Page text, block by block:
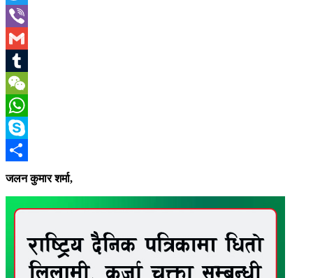
Twitter
Viber
Gmail
Tumblr
WeChat
WhatsApp
Skype
Share
जलन कुमार शर्मा,